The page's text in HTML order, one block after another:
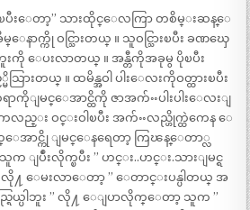
းေတာ့” သားထိုင္ေလကြာ တစိမ္းဆန္ေ
ာက္ကို ဝင္သြားတယ္ ။ သူဝင္သြားၿပီး ခဏၰေ
းကို ေပးလာတယ္ ။ အန္တီကိုအခုမွ ပိုၿပီး
းတယ္ ။ ထမိန္အဝါ ပါးေလးကိုဝတ္ထားၿပီး
ျမင္ေအာင္ထိကို ဇာအက်ႌပါးပါးေလးျ
လည္း ဝင္းဝါၿပီး အက်ႌလည္ဟိုက္ထဲကေန ေ
ာက္ေအာင္ကို ျမင္ေနရေတာ့ ကြၽန္ေတာ္လ
ျပဳံးလိုက္ၿပီး ” ဟင္း..ဟင္း.သားျမင္ရ
႔ ေမးလာေတာ့ ” ေတာင္းပန္ပါတယ္ အ
ရြယ္ပါဘူး ” လို႔ ေျပာလိုက္ေတာ့ သူက ”